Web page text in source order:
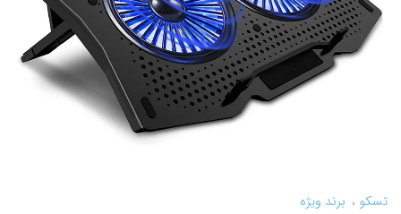
تسکو برند ویژه